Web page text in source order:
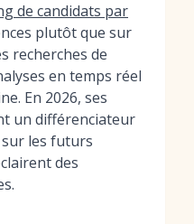
de candidats par
plutôt que sur
recherches de
en temps réel
En 2026, ses
un différenciateur
les futurs
des